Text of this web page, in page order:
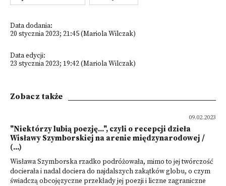
Data dodania:
20 stycznia 2023; 21:45 (Mariola Wilczak)
Data edycji:
23 stycznia 2023; 19:42 (Mariola Wilczak)
Zobacz także
09.02.2023
"Niektórzy lubią poezję...", czyli o recepcji dzieła
Wisławy Szymborskiej na arenie międzynarodowej /
(...)
Wisława Szymborska rzadko podróżowała, mimo to jej twórczość
docierała i nadal dociera do najdalszych zakątków globu, o czym
świadczą obcojęzyczne przekłady jej poezji i liczne zagraniczne